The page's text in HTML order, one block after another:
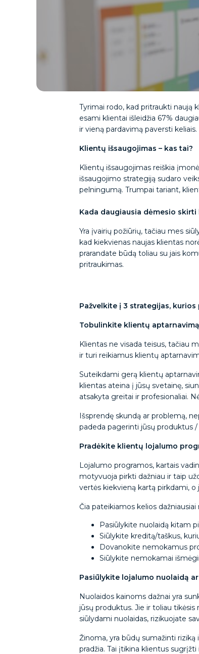
Tyrimai rodo, kad pritraukti naują
esami klientai išleidžia 67%
ir vieną pardavimą paversti keliais.
Klientų išsaugojimas – kas tai?
Klientų išsaugojimas reiškia
išsaugojimo strategiją sudaro
pelningumą. Trumpai tariant,
Kada daugiausia dėmesio
Yra įvairių požiūrių, tačiau mes
kad kiekvienas naujas klientas
prarandate būdą toliau su jais
pritraukimas.
Pažvelkite į 3 strategijas,
Tobulinkite klientų aptarnavimą
Klientas ne visada teisus, tačiau
ir turi reikiamus klientų
Suteikdami gerą klientų
klientas ateina į jūsų svetainę,
atsakyta greitai ir profesionaliai.
Išsprendę skundą ar problemą,
padeda pagerinti jūsų produktus
Pradėkite klientų lojalumo
Lojalumo programos, kartais
motyvuoja pirkti dažniau ir taip
vertės kiekvieną kartą pirkdami,
Čia pateikiamos kelios
Pasiūlykite nuolaidą kitam
Siūlykite kreditą/taškus,
Dovanokite nemokamus
Siūlykite nemokamai
Pasiūlykite lojalumo nuolaidą
Nuolaidos kainoms dažnai yra
jūsų produktus. Jie ir toliau
siūlydami nuolaidas, rizikuojate
Žinoma, yra būdų sumažinti
pradžia. Tai įtikina klientus